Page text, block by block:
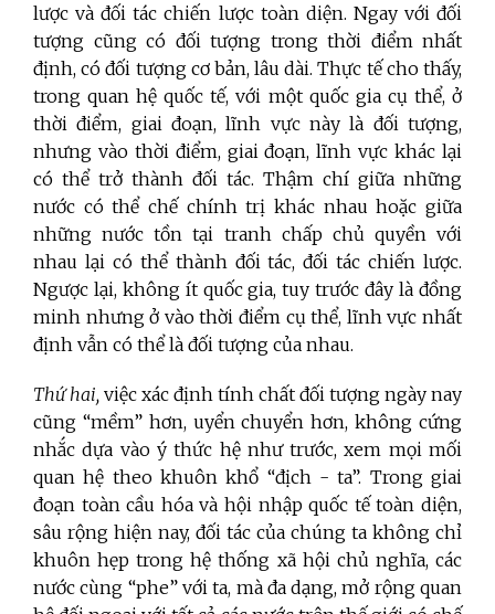
lược và đối tác chiến lược toàn diện. Ngay với đối
tượng cũng có đối tượng trong thời điểm nhất
định, có đối tượng cơ bản, lâu dài. Thực tế cho thấy,
trong quan hệ quốc tế, với một quốc gia cụ thể, ở
thời điểm, giai đoạn, lĩnh vực này là đối tượng,
nhưng vào thời điểm, giai đoạn, lĩnh vực khác lại
có thể trở thành đối tác. Thậm chí giữa những
nước có thể chế chính trị khác nhau hoặc giữa
những nước tồn tại tranh chấp chủ quyền với
nhau lại có thể thành đối tác, đối tác chiến lược.
Ngược lại, không ít quốc gia, tuy trước đây là đồng
minh nhưng ở vào thời điểm cụ thể, lĩnh vực nhất
định vẫn có thể là đối tượng của nhau.
Thứ hai, việc xác định tính chất đối tượng ngày nay
cũng “mềm” hơn, uyển chuyển hơn, không cứng
nhắc dựa vào ý thức hệ như trước, xem mọi mối
quan hệ theo khuôn khổ “địch - ta”. Trong giai
đoạn toàn cầu hóa và hội nhập quốc tế toàn diện,
sâu rộng hiện nay, đối tác của chúng ta không chỉ
khuôn hẹp trong hệ thống xã hội chủ nghĩa, các
nước cùng “phe” với ta, mà đa dạng, mở rộng quan